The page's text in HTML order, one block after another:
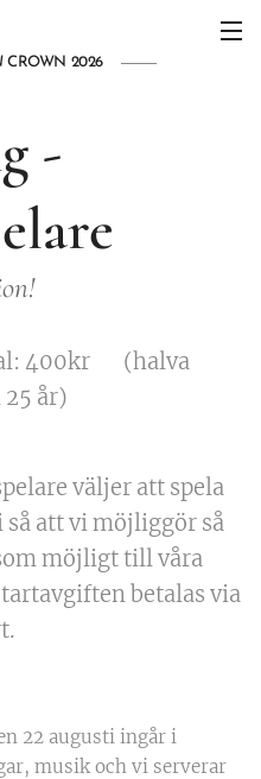
CROWN 2026
-
400kr (halva
år)
väljer att spela
så att vi möjliggör så
möjligt till våra
betalas via
22 augusti ingår i
musik och vi serverar